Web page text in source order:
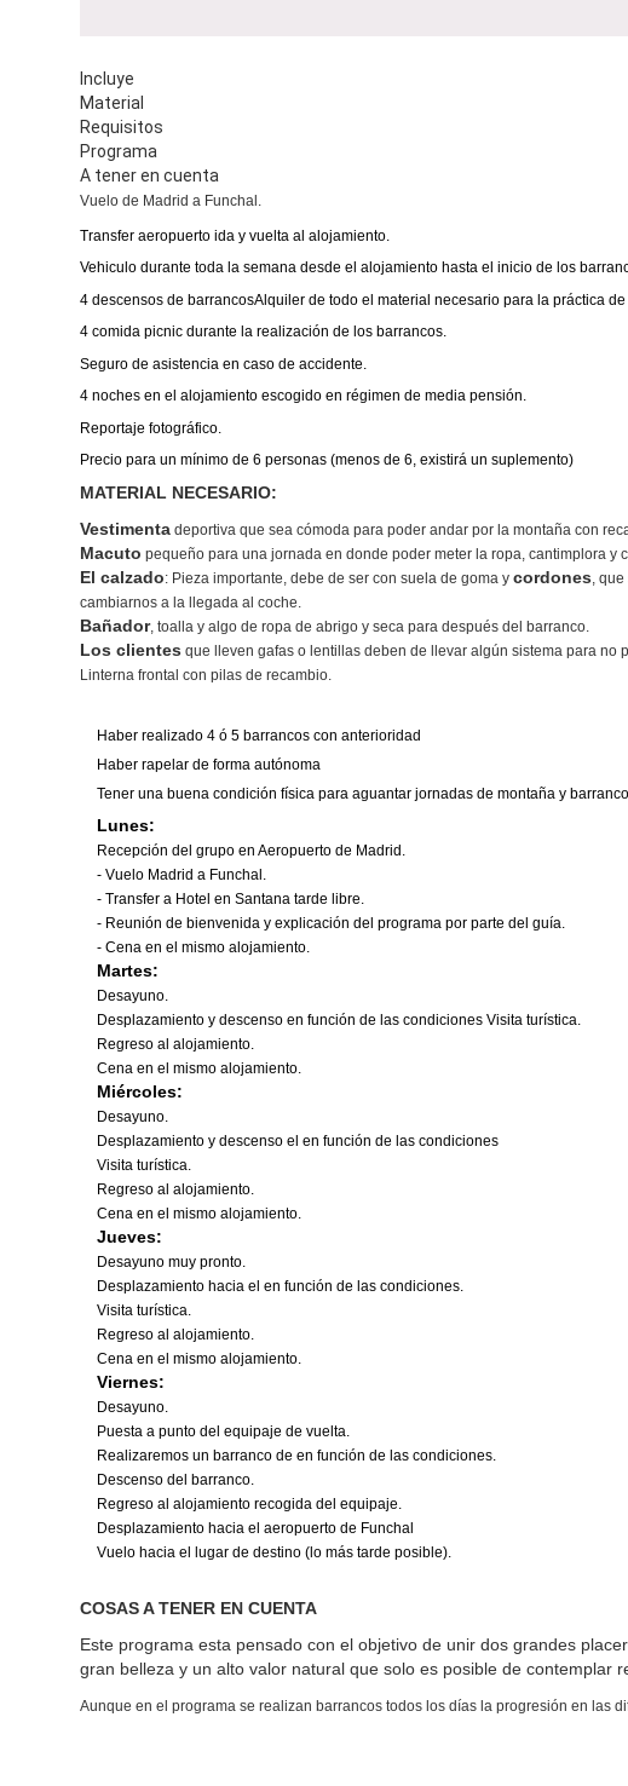
Incluye
Material
Requisitos
Programa
A tener en cuenta
Vuelo de Madrid a Funchal.
Transfer aeropuerto ida y vuelta al alojamiento.
Vehiculo durante toda la semana desde el alojamiento hasta el inicio de los
4 descensos de barrancosAlquiler de todo el material necesario para la práctica
4 comida picnic durante la realización de los barrancos.
Seguro de asistencia en caso de accidente.
4 noches en el alojamiento escogido en régimen de media pensión.
Reportaje fotográfico.
Precio para un mínimo de 6 personas (menos de 6, existirá un suplemento)
MATERIAL NECESARIO:
Vestimentadeportiva que sea cómoda para poder andar por la montaña con
Macuto pequeño para una jornada en donde poder meter la ropa, cantimplora y
El calzado: Pieza importante, debe de ser con suela de goma y cordones ,
cambiarnos a la llegada al coche.
Bañador, toalla y algo de ropa de abrigo y seca para después del barranco.
Los clientes que lleven gafas o lentillas deben de llevar algún sistema para no
Linterna frontal con pilas de recambio.
Haber realizado 4 ó 5 barrancos con anterioridad
Haber rapelar de forma autónoma
Tener una buena condición física para aguantar jornadas de montaña y
Lunes:
Recepción del grupo en Aeropuerto de Madrid.
- Vuelo Madrid a Funchal.
- Transfer a Hotel en Santana tarde libre.
- Reunión de bienvenida y explicación del programa por parte del guía.
- Cena en el mismo alojamiento.
Martes:
Desayuno.
Desplazamiento y descenso en función de las condiciones Visita turística.
Regreso al alojamiento.
Cena en el mismo alojamiento.
Miércoles:
Desayuno.
Desplazamiento y descenso el en función de las condiciones
Visita turística.
Regreso al alojamiento.
Cena en el mismo alojamiento.
Jueves:
Desayuno muy pronto.
Desplazamiento hacia el en función de las condiciones.
Visita turística.
Regreso al alojamiento.
Cena en el mismo alojamiento.
Viernes:
Desayuno.
Puesta a punto del equipaje de vuelta.
Realizaremos un barranco de en función de las condiciones.
Descenso del barranco.
Regreso al alojamiento recogida del equipaje.
Desplazamiento hacia el aeropuerto de Funchal
Vuelo hacia el lugar de destino (lo más tarde posible).
COSAS A TENER EN CUENTA
Este programa esta pensado con el objetivo de unir dos grandes
gran belleza y un alto valor natural que solo es posible de contemplar
Aunque en el programa se realizan barrancos todos los días la progresión en las